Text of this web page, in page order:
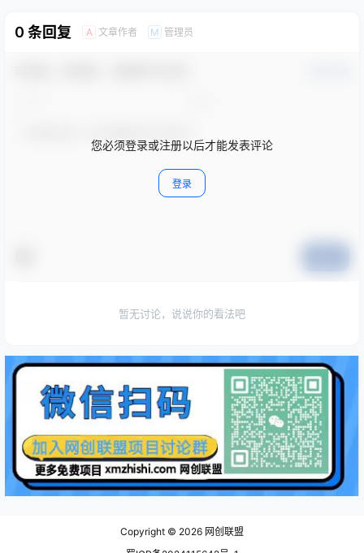
0 条回复 A 文章作者 M 管理员
您必须登录或注册以后才能发表评论
登录
暂无讨论，说说你的看法吧
Copyright © 2026 网创联盟